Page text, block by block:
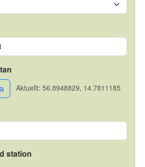
Aktuellt: 56.8948829, 14.7811185
station